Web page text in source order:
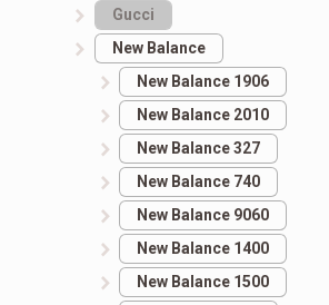
Gucci
New Balance
New Balance 1906
New Balance 2010
New Balance 327
New Balance 740
New Balance 9060
New Balance 1400
New Balance 1500